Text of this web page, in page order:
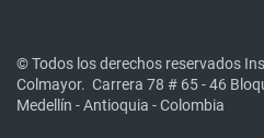
© Todos los derechos reservados
Colmayor. Carrera 78 # 65 - 46
Medellín - Antioquia - Colombia